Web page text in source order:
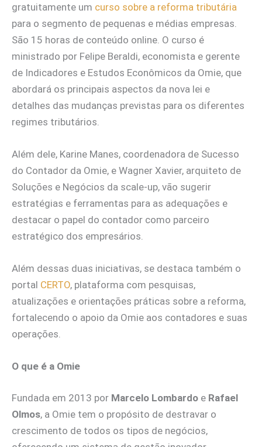
gratuitamente um curso sobre a reforma tributária
para o segmento de pequenas e médias empresas.
São 15 horas de conteúdo online. O curso é
ministrado por Felipe Beraldi, economista e gerente
de Indicadores e Estudos Econômicos da Omie, que
abordará os principais aspectos da nova lei e
detalhes das mudanças previstas para os diferentes
regimes tributários.
Além dele, Karine Manes, coordenadora de Sucesso
do Contador da Omie, e Wagner Xavier, arquiteto de
Soluções e Negócios da scale-up, vão sugerir
estratégias e ferramentas para as adequações e
destacar o papel do contador como parceiro
estratégico dos empresários.
Além dessas duas iniciativas, se destaca também o
portal CERTO, plataforma com pesquisas,
atualizações e orientações práticas sobre a reforma,
fortalecendo o apoio da Omie aos contadores e suas
operações.
O que é a Omie
Fundada em 2013 por Marcelo Lombardo e Rafael
Olmos, a Omie tem o propósito de destravar o
crescimento de todos os tipos de negócios,